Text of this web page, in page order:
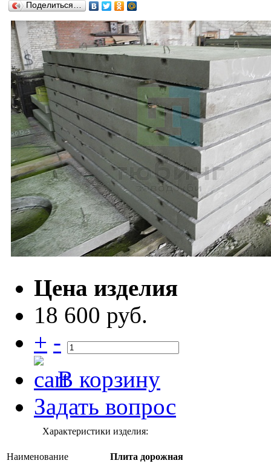
Поделиться…
Цена изделия
18 600 руб.
+ -
В корзину
Задать вопрос
Характеристики изделия:
Наименование Плита дорожная